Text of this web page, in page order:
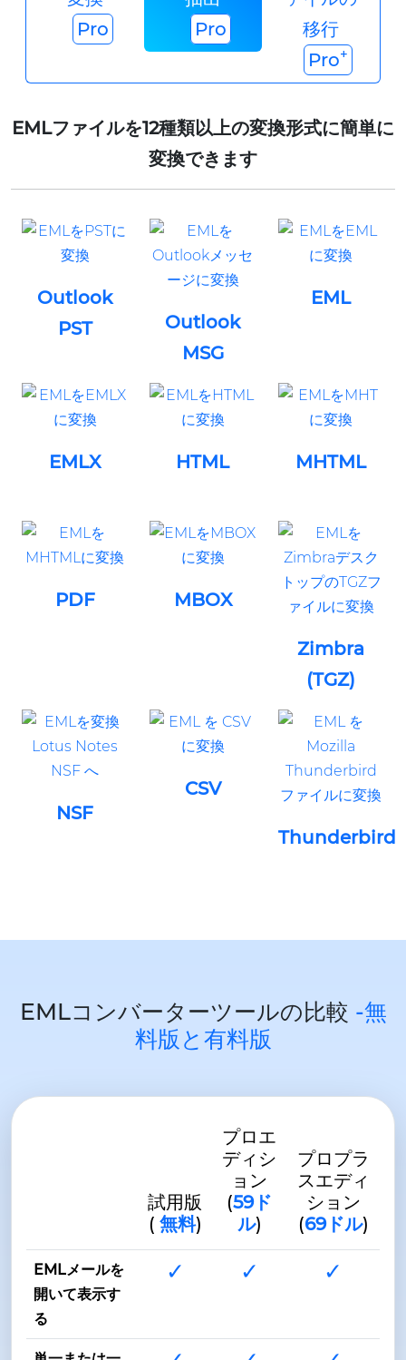
Pro
Pro
移行
Pro+
EMLファイルを12種類以上の変換形式に簡単に
変換できます
Outlook
PST
Outlook
MSG
EML
EMLX HTML MHTML
PDF MBOX
Zimbra
(TGZ)
NSF
CSV
Thunderbird
EMLコンバーターツールの比較 -無
料版と有料版
試用版
( 無料)
プロエ
ディシ
ョン
(59ド
ル)
プロプラ
スエディ
ション
(69ドル)
EMLメールを
開いて表示す
る
✓ ✓ ✓